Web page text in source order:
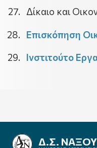
Δίκαιο και
Επισκόπηση
Ινστιτούτο